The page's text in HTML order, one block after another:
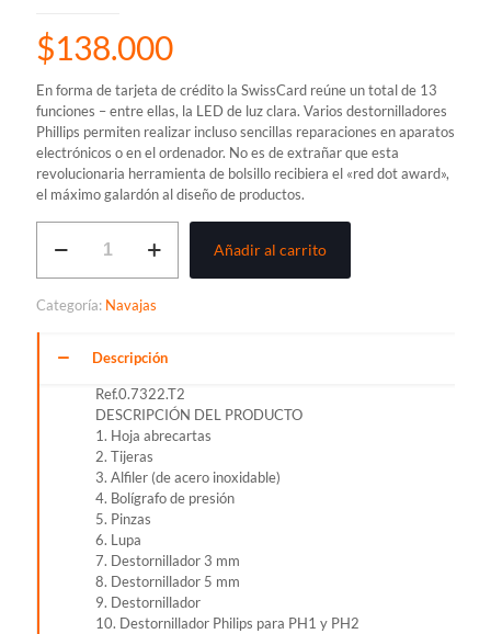
$138.000
En forma de tarjeta de crédito la SwissCard reúne un total de 13
funciones – entre ellas, la LED de luz clara. Varios destornilladores
Phillips permiten realizar incluso sencillas reparaciones en aparatos
electrónicos o en el ordenador. No es de extrañar que esta
revolucionaria herramienta de bolsillo recibiera el «red dot award»,
el máximo galardón al diseño de productos.
LITE
TRANSPARENTE
cantidad
Añadir al carrito
Categoría: Navajas
Descripción
Ref.0.7322.T2
DESCRIPCIÓN DEL PRODUCTO
1. Hoja abrecartas
2. Tijeras
3. Alfiler (de acero inoxidable)
4. Bolígrafo de presión
5. Pinzas
6. Lupa
7. Destornillador 3 mm
8. Destornillador 5 mm
9. Destornillador
10. Destornillador Philips para PH1 y PH2